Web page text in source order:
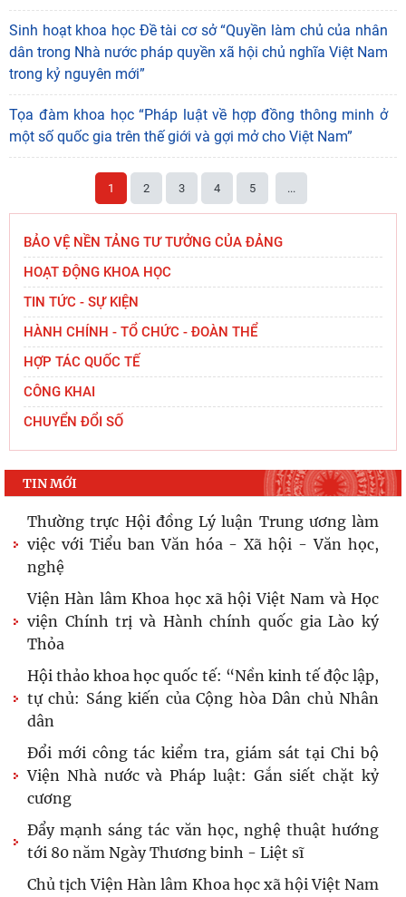
Sinh hoạt khoa học Đề tài cơ sở “Quyền làm chủ của nhân
dân trong Nhà nước pháp quyền xã hội chủ nghĩa Việt Nam
trong kỷ nguyên mới”
Tọa đàm khoa học “Pháp luật về hợp đồng thông minh ở
một số quốc gia trên thế giới và gợi mở cho Việt Nam”
1 2 3 4 5 ...
BẢO VỆ NỀN TẢNG TƯ TƯỞNG CỦA ĐẢNG
HOẠT ĐỘNG KHOA HỌC
TIN TỨC - SỰ KIỆN
HÀNH CHÍNH - TỔ CHỨC - ĐOÀN THỂ
HỢP TÁC QUỐC TẾ
CÔNG KHAI
CHUYỂN ĐỔI SỐ
TIN MỚI
Thường trực Hội đồng Lý luận Trung ương làm
việc với Tiểu ban Văn hóa - Xã hội - Văn học,
nghệ
Viện Hàn lâm Khoa học xã hội Việt Nam và Học
viện Chính trị và Hành chính quốc gia Lào ký
Thỏa
Hội thảo khoa học quốc tế: “Nền kinh tế độc lập,
tự chủ: Sáng kiến của Cộng hòa Dân chủ Nhân
dân
Đổi mới công tác kiểm tra, giám sát tại Chi bộ
Viện Nhà nước và Pháp luật: Gắn siết chặt kỷ
cương
Đẩy mạnh sáng tác văn học, nghệ thuật hướng
tới 80 năm Ngày Thương binh - Liệt sĩ
Chủ tịch Viện Hàn lâm Khoa học xã hội Việt Nam